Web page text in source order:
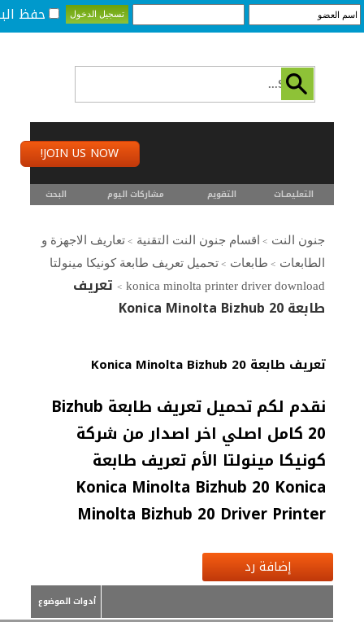
حفظ
JOIN US NOW!
التعليمـــات التقويم مشاركات اليوم البحث
جنون النت > اقسام جنون النت التقنية > تعاريف الاجهزة و
الطابعات > طابعات > تحميل تعريف طابعة كونيكا مينولتا
konica minolta printer driver download
> تعريف
طابعة Konica Minolta Bizhub 20
تعريف طابعة Konica Minolta Bizhub 20
نقدم لكم تحميل تعريف طابعة Bizhub
20 كامل اصلي اخر اصدار من شركة
كونيكا مينولتا الأم تعريف طابعة
Konica Minolta Bizhub 20 Konica
Minolta Bizhub 20 Driver Printer
إضافة رد
أدوات الموضوع